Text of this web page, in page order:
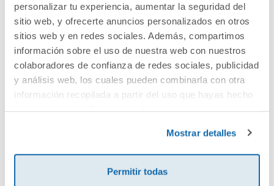
personalizar tu experiencia, aumentar la seguridad del
sitio web, y ofrecerte anuncios personalizados en otros
sitios web y en redes sociales. Además, compartimos
información sobre el uso de nuestra web con nuestros
colaboradores de confianza de redes sociales, publicidad
y análisis web, los cuales pueden combinarla con otra
información recopilada a partir del uso que hayas hecho
Mostrar detalles
Permitir todas
Cuéntanos tu opinión
¡Sé el primero en valorar este producto!
Debes iniciar sesión para poder valorarlo